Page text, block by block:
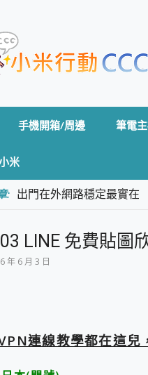
手機開箱/周邊 筆電
米
: 出門在外網路穩定最實在
專為 PC上的 XBOX和掌
台灣製攝影機在這裡，
AI 支付 一錶搞定大小事
超驚艷 讓人一眼就愛上
LINE 免費貼圖
年 6 月 3 日
連線教學都在這